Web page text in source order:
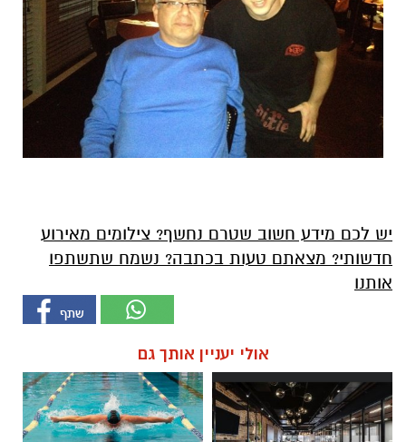
יש לכם מידע חשוב שטרם נחשף? צילומים מאירוע
חדשותי? מצאתם טעות בכתבה? נשמח שתשתפו
אותנו
אולי יעניין אותך גם